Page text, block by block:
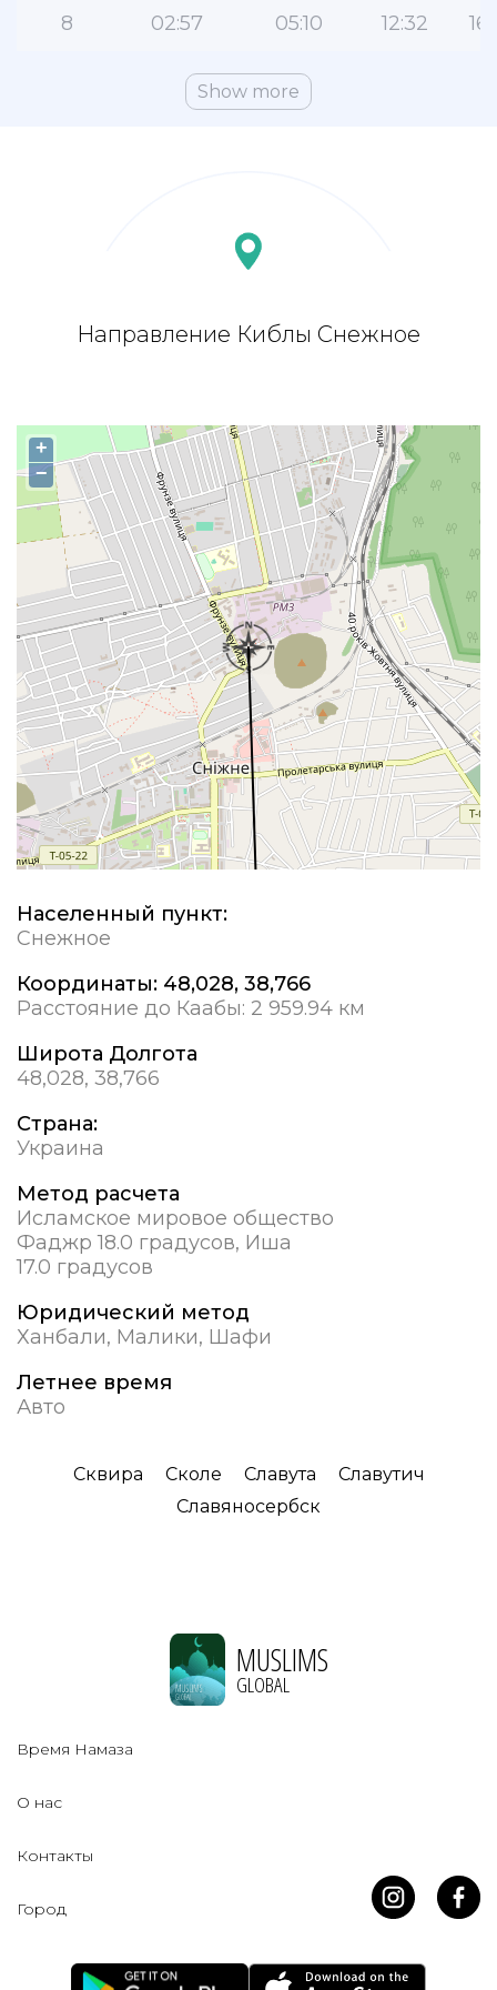
8 02:57 05:10 12:32
Show more
Направление Киблы Снежное
+
−
Населенный пункт:
Снежное
Координаты: 48,028, 38,766
Расстояние до Каабы: 2 959.94 км
Широта Долгота
48,028, 38,766
Страна:
Украина
Метод расчета
Исламское мировое общество
Фаджр 18.0 градусов, Иша
17.0 градусов
Юридический метод
Ханбали, Малики, Шафи
Летнее время
Авто
Сквира Сколе Славута
Славутич
Славяносербск
MUSLIMS
GLOBAL
Время Намаза
О нас
Контакты
Город